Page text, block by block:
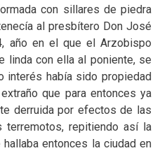
con sillares de piedra
al presbítero Don José
año en el que el Arzobispo
linda con ella al poniente, se
interés había sido propiedad
que para entonces ya
derruida por efectos de las
repitiendo así la
entonces la ciudad en